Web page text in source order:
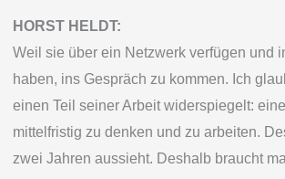
HORST HELDT:
Weil sie über ein Netzwerk verfügen und
haben, ins Gespräch zu kommen. Ich
einen Teil seiner Arbeit widerspiegelt:
mittelfristig zu denken und zu arbeiten.
zwei Jahren aussieht. Deshalb braucht